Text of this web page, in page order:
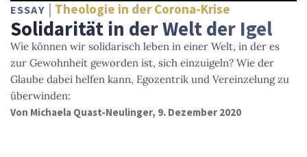
ESSAY Theologie in der Corona-Krise
Solidarität in der Welt der Igel
Wie können wir solidarisch leben in einer Welt, in der es
zur Gewohnheit geworden ist, sich einzuigeln? Wie der
Glaube dabei helfen kann, Egozentrik und Vereinzelung zu
überwinden:
Von Michaela Quast-Neulinger, 9. Dezember 2020